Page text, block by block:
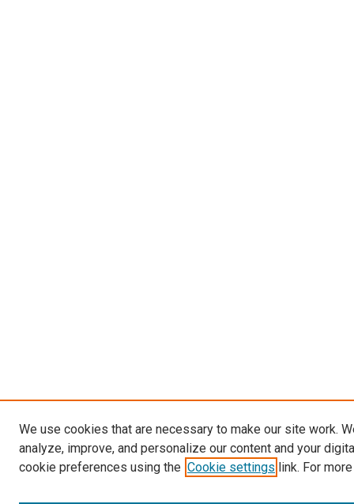
We use cookies that are necessary to make our site work.
analyze, improve, and personalize our content and your
cookie preferences using the Cookie settings link. For